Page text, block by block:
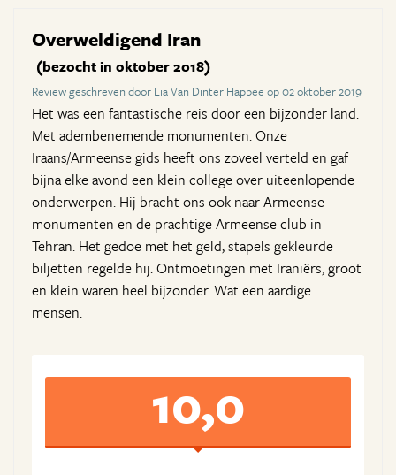
Overweldigend Iran
(bezocht in oktober 2018)
Review geschreven door Lia Van Dinter Happee op 02 oktober 2019
Het was een fantastische reis door een bijzonder land.
Met adembenemende monumenten. Onze
Iraans/Armeense gids heeft ons zoveel verteld en gaf
bijna elke avond een klein college over uiteenlopende
onderwerpen. Hij bracht ons ook naar Armeense
monumenten en de prachtige Armeense club in
Tehran. Het gedoe met het geld, stapels gekleurde
biljetten regelde hij. Ontmoetingen met Iraniërs, groot
en klein waren heel bijzonder. Wat een aardige
mensen.
10,0